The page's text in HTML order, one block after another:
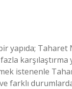
yapıda; Taharet
karşılaştırma
istenenle
farklı